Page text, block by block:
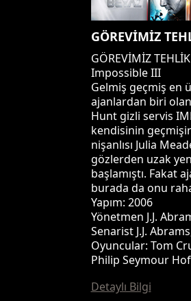
GÖREVİMİZ
GÖREVİMİZ
Impossible III
Gelmiş geçmiş en
ajanlardan biri
Hunt gizli servis
kendisinin
nişanlısı Julia
gözlerden uzak
başlamıştı. Fakat
burada da onu
Yapım: 2006
Yönetmen J.J.
Senarist J.J.
Oyuncular: Tom
Philip Seymour
Detaylı Bilgi